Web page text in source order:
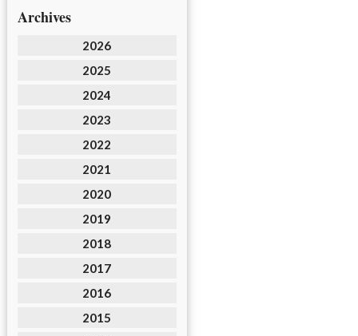
Archives
2026
2025
2024
2023
2022
2021
2020
2019
2018
2017
2016
2015